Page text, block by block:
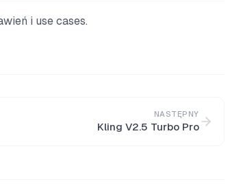
i use cases.
NASTĘPNY
Kling V2.5 Turbo Pro